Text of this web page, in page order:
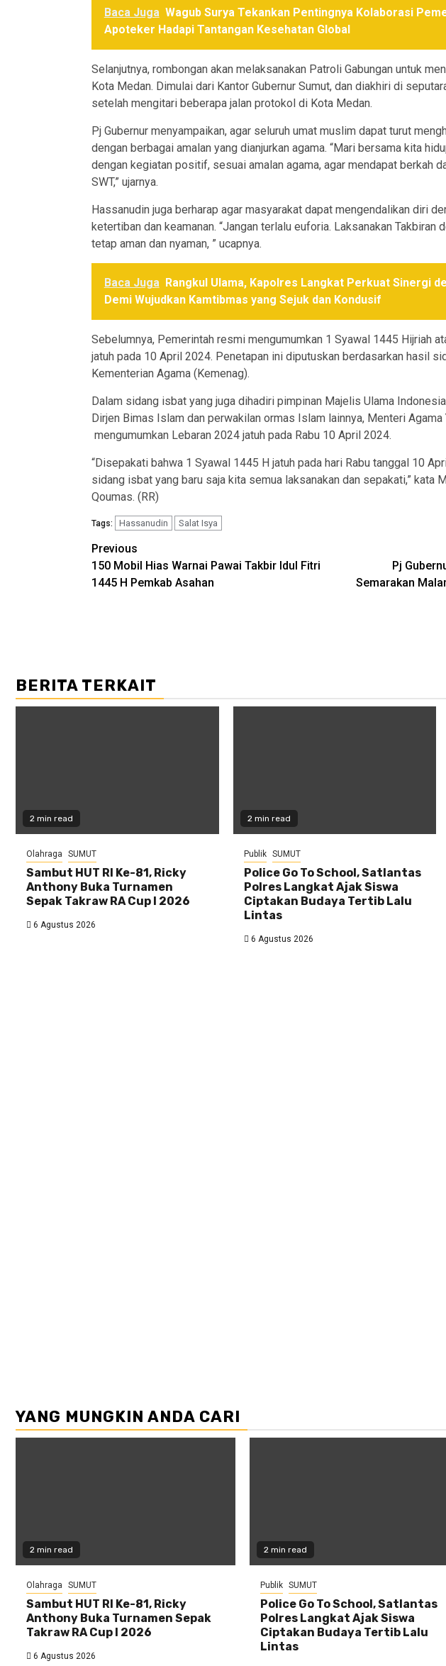
Baca Juga Wagub Surya Tekankan Pentingnya Kolaborasi
Apoteker Hadapi Tantangan Kesehatan Global
Selanjutnya, rombongan akan melaksanakan Patroli Gabungan untuk
Kota Medan. Dimulai dari Kantor Gubernur Sumut, dan diakhiri di
setelah mengitari beberapa jalan protokol di Kota Medan.
Pj Gubernur menyampaikan, agar seluruh umat muslim dapat turut
dengan berbagai amalan yang dianjurkan agama. “Mari bersama kita
dengan kegiatan positif, sesuai amalan agama, agar mendapat berkah
SWT,” ujarnya.
Hassanudin juga berharap agar masyarakat dapat mengendalikan diri
ketertiban dan keamanan. “Jangan terlalu euforia. Laksanakan Takbiran
tetap aman dan nyaman, ” ucapnya.
Baca Juga Rangkul Ulama, Kapolres Langkat Perkuat Sinergi
Demi Wujudkan Kamtibmas yang Sejuk dan Kondusif
Sebelumnya, Pemerintah resmi mengumumkan 1 Syawal 1445 Hijriah
jatuh pada 10 April 2024. Penetapan ini diputuskan berdasarkan hasil
Kementerian Agama (Kemenag).
Dalam sidang isbat yang juga dihadiri pimpinan Majelis Ulama
Dirjen Bimas Islam dan perwakilan ormas Islam lainnya, Menteri Agama
mengumumkan Lebaran 2024 jatuh pada Rabu 10 April 2024.
“Disepakati bahwa 1 Syawal 1445 H jatuh pada hari Rabu tanggal 10
sidang isbat yang baru saja kita semua laksanakan dan sepakati,” kata
Qoumas. (RR)
Tags: Hassanudin Salat Isya
Post
navigation
Previous
150 Mobil Hias Warnai Pawai Takbir Idul Fitri
1445 H Pemkab Asahan
Pj
Semarakan
BERITA TERKAIT
2 min read
Olahraga SUMUT
Sambut HUT RI Ke-81, Ricky
Anthony Buka Turnamen
Sepak Takraw RA Cup I 2026
6 Agustus 2026
2 min read
Publik SUMUT
Police Go To School, Satlantas
Polres Langkat Ajak Siswa
Ciptakan Budaya Tertib Lalu
Lintas
6 Agustus 2026
YANG MUNGKIN ANDA CARI
2 min read
Olahraga SUMUT
Sambut HUT RI Ke-81, Ricky
Anthony Buka Turnamen Sepak
Takraw RA Cup I 2026
6 Agustus 2026
2 min read
Publik SUMUT
Police Go To School, Satlantas
Polres Langkat Ajak Siswa
Ciptakan Budaya Tertib Lalu
Lintas